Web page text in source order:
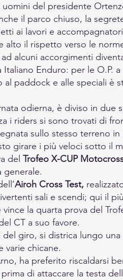
del presidente
il parco chiuso, la
ai lavori e
alto il rispetto verso le
alcuni accorgimenti
Enduro: per le O.P.
al paddock e alle speciali è
odierna, è diviso in due
i riders si sono trovati di
sullo stesso terreno in
girare i più veloci sotto il
del Trofeo X-CUP
generale.
Airoh Cross Test,
sali e scendi; qui il
vince la quarta prova del
CT a suo favore.
del giro, si districa lungo una
varie chicane.
ha preferito riscaldarsi
di attaccare la testa